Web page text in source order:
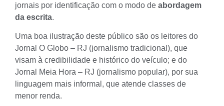
jornais por identificação com o modo de abordagem
da escrita.
Uma boa ilustração deste público são os leitores do
Jornal O Globo – RJ (jornalismo tradicional), que
visam à credibilidade e histórico do veículo; e do
Jornal Meia Hora – RJ (jornalismo popular), por sua
linguagem mais informal, que atende classes de
menor renda.